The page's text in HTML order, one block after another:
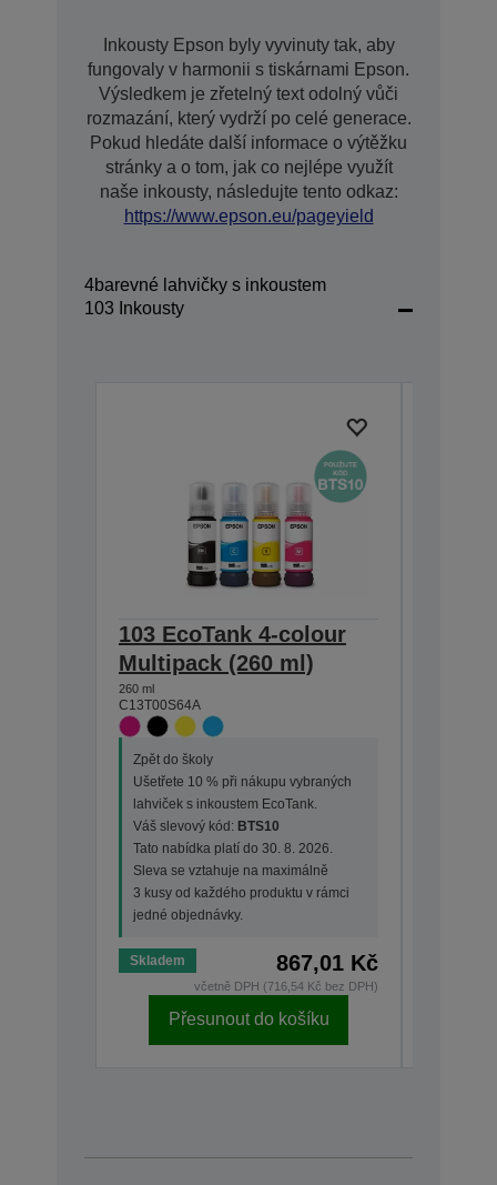
Inkousty Epson byly vyvinuty tak, aby
fungovaly v harmonii s tiskárnami Epson.
Výsledkem je zřetelný text odolný vůči
rozmazání, který vydrží po celé generace.
Pokud hledáte další informace o výtěžku
stránky a o tom, jak co nejlépe využít
naše inkousty, následujte tento odkaz:
https://www.epson.eu/pageyield
4barevné lahvičky s inkoustem
103 Inkousty
103 EcoTank 4-colour
Multipack (260 ml)
260 ml
C13T00S64A
Zpět do školy
Ušetřete 10 % při nákupu vybraných
lahviček s inkoustem EcoTank.
Váš slevový kód: BTS10
Tato nabídka platí do 30. 8. 2026.
Sleva se vztahuje na maximálně
3 kusy od každého produktu v rámci
jedné objednávky.
Skladem 867,01 Kč
včetně DPH (716,54 Kč bez DPH)
Přesunout do košíku